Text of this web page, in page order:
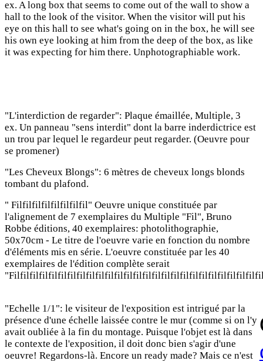
ex. A long box that seems to come out of the wall to show a
hall to the look of the visitor. When the visitor will put his
eye on this hall to see what's going on in the box, he will see
his own eye looking at him from the deep of the box, as like
it was expecting for him there. Unphotographiable work.
"L'interdiction de regarder": Plaque émaillée, Multiple, 3
ex. Un panneau "sens interdit" dont la barre inderdictrice est
un trou par lequel le regardeur peut regarder. (Oeuvre pour
se promener)
"Les Cheveux Blongs": 6 mètres de cheveux longs blonds
tombant du plafond.
" Filfilfilfilfilfilfilfil" Oeuvre unique constituée par
l'alignement de 7 exemplaires du Multiple "Fil", Bruno
Robbe éditions, 40 exemplaires: photolithographie,
50x70cm - Le titre de l'oeuvre varie en fonction du nombre
d'éléments mis en série. L'oeuvre constituée par les 40
exemplaires de l'édition complète serait
"Echelle 1/1": le visiteur de l'exposition est intrigué par la
présence d'une échelle laissée contre le mur (comme si on l'y
avait oubliée à la fin du montage. Puisque l'objet est là dans
le contexte de l'exposition, il doit donc bien s'agir d'une
oeuvre! Regardons-là. Encore un ready made? Mais ce n'est